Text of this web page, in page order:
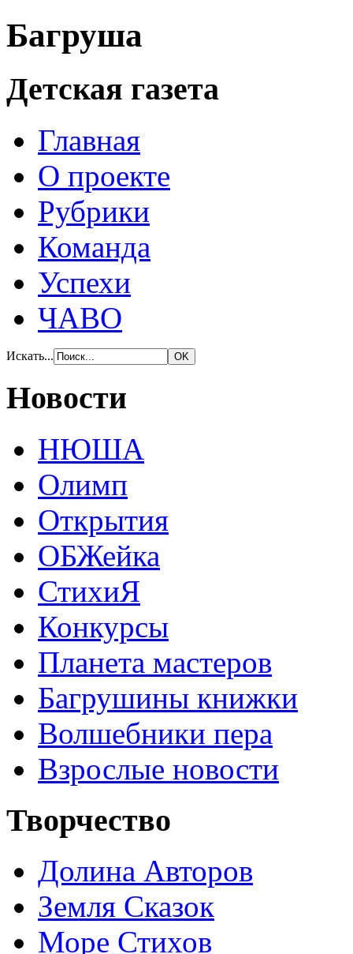
Багруша
Детская газета
Главная
О проекте
Рубрики
Команда
Успехи
ЧАВО
Искать...
Новости
НЮША
Олимп
Открытия
ОБЖейка
СтихиЯ
Конкурсы
Планета мастеров
Багрушины книжки
Волшебники пера
Взрослые новости
Творчество
Долина Авторов
Земля Сказок
Море Стихов